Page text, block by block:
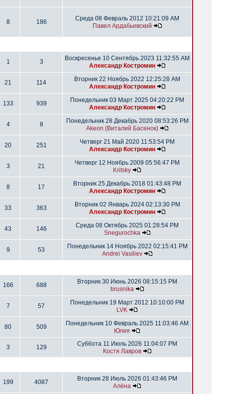
8 186
Среда 08 Февраль 2012 10:21:09 AM
Павел Ардабьевский
1 3
Воскресенье 10 Сентябрь 2023 11:32:55 AM
Александр Костромин
21 114
Вторник 22 Ноябрь 2022 12:25:28 AM
Александр Костромин
133 939
Понедельник 03 Март 2025 04:20:22 PM
Александр Костромин
4 8
Понедельник 28 Декабрь 2020 08:53:26 PM
Akeon (Виталий Басенок)
20 251
Четверг 21 Май 2020 11:53:54 PM
Александр Костромин
3 21
Четверг 12 Ноябрь 2009 05:56:47 PM
Kritsky
8 17
Вторник 25 Декабрь 2018 01:43:48 PM
Александр Костромин
33 363
Вторник 02 Январь 2024 02:13:30 PM
Александр Костромин
43 146
Среда 08 Октябрь 2025 01:28:54 PM
Snegurochka
9 53
Понедельник 14 Ноябрь 2022 02:15:41 PM
Andrei Vasiliev
166 688
Вторник 30 Июнь 2026 08:15:15 PM
brusnika
7 57
Понедельник 19 Март 2012 10:10:00 PM
LVK
80 509
Понедельник 10 Февраль 2025 11:03:46 AM
Юлия
3 129
Суббота 11 Июль 2026 11:04:07 PM
Костя Лавров
199 4087
Вторник 28 Июль 2026 01:43:46 PM
Алёна